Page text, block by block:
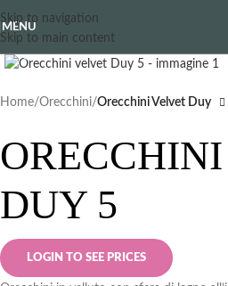
Skip to navigation
Skip to main content
MENU
Clicca per ingrandire
Home Orecchini Orecchini Velvet Duy
DUY 5
LOGIN TO SEE PRICES